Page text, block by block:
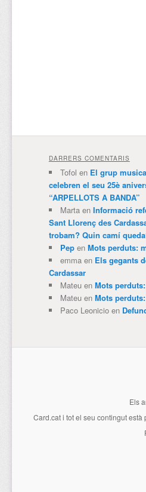
DARRERS COMENTARIS
Tofol en El grup
celebren el seu 25è
“ARPELLOTS A BANDA”
Martaen Informació
Sant Llorenç des
trobam? Quin camí
Pepen Mots perduts:
emmaen Els gegants
Cardassar
Mateuen Mots
Mateuen Mots
Paco Leonicioen
Els
Card.cati tot el seu contingut